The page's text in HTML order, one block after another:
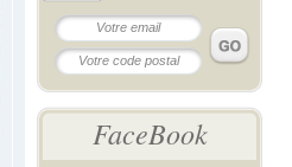
FaceBook